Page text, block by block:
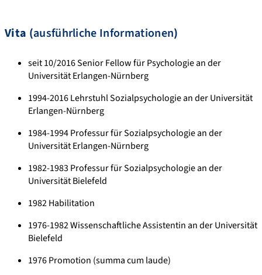
Vita (ausführliche Informationen)
seit 10/2016 Senior Fellow für Psychologie an der
Universität Erlangen-Nürnberg
1994-2016 Lehrstuhl Sozialpsychologie an der Universität
Erlangen-Nürnberg
1984-1994 Professur für Sozialpsychologie an der
Universität Erlangen-Nürnberg
1982-1983 Professur für Sozialpsychologie an der
Universität Bielefeld
1982 Habilitation
1976-1982 Wissenschaftliche Assistentin an der Universität
Bielefeld
1976 Promotion (summa cum laude)